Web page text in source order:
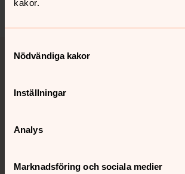
kakor.
Nödvändiga kakor
Inställningar
Analys
Marknadsföring och sociala medier
Kontakt